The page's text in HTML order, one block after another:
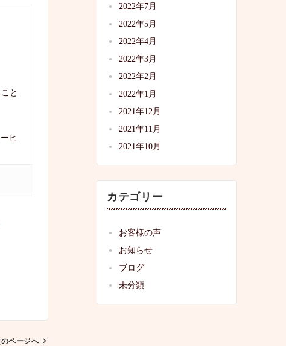
と
ヒ
ページへ
2022年7月
2022年5月
2022年4月
2022年3月
2022年2月
2022年1月
2021年12月
2021年11月
2021年10月
カテゴリー
お客様の声
お知らせ
ブログ
未分類